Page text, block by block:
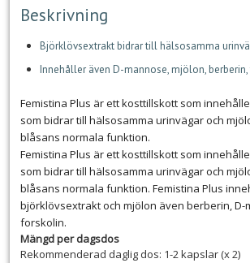
Beskrivning
Björklövsextrakt bidrar till hälsosamma
Innehåller även D-mannose, mjölon,
Femistina Plus är ett kosttillskott som
som bidrar till hälsosamma urinvägar och
blåsans normala funktion.
Femistina Plus är ett kosttillskott som
som bidrar till hälsosamma urinvägar och
blåsans normala funktion. Femistina Plus
björklövsextrakt och mjölon även berberin, D-
forskolin.
Mängd per dagsdos
Rekommenderad daglig dos: 1-2 kapslar (x 2)